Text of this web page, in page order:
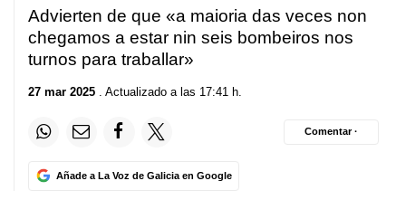
Advierten de que «a maioria das veces non
chegamos a estar nin seis bombeiros nos
turnos para traballar»
27 mar 2025 . Actualizado a las 17:41 h.
Añade a La Voz de Galicia en Google
Comentar ·